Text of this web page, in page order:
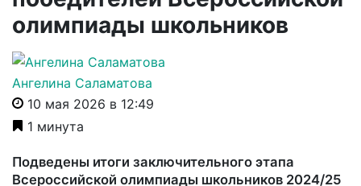
олимпиады школьников
Ангелина Саламатова
10 мая 2026 в 12:49
1 минута
Подведены итоги заключительного этапа
Всероссийской олимпиады школьников 2024/25